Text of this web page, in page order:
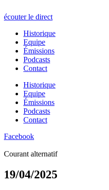
écouter le direct
Historique
Equipe
Émissions
Podcasts
Contact
Historique
Equipe
Émissions
Podcasts
Contact
Facebook
Courant alternatif
19/04/2025